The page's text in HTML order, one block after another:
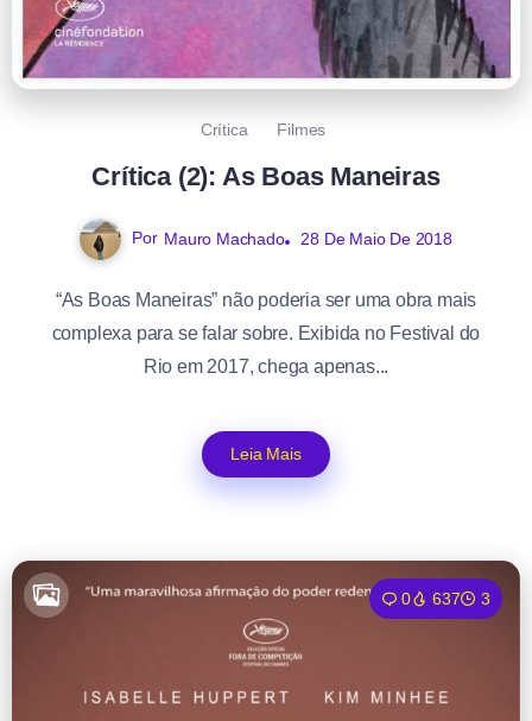
Crítica Filmes
Crítica (2): As Boas Maneiras
Por Mauro Machado 28 De Maio De 2018
“As Boas Maneiras” não poderia ser uma obra mais
complexa para se falar sobre. Exibida no Festival do
Rio em 2017, chega apenas...
Leia Mais
0 637 3